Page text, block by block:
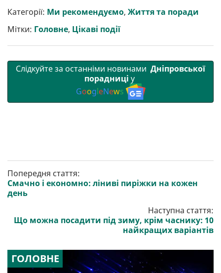
р
и
т
и
b
o
o
k
e
r
l g
r
a
m
s
A
p
p
r l
Категорії: Ми рекомендуємо, Життя та поради
Мітки: Головне, Цікаві події
Слідкуйте за останніми новинами Дніпровської
порадниці у
GoogleNews
Попередня стаття:
Смачно і економно: ліниві пиріжки на кожен
день
Наступна стаття:
Що можна посадити під зиму, крім часнику: 10
найкращих варіантів
ГОЛОВНЕ